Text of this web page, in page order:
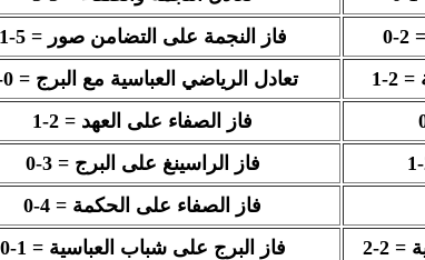
فاز النجمة على التضامن صور = 5-1
0
تعادل الرياضي العباسية مع البرج = 0-0
1
فاز الصفاء على العهد = 2-1
فاز الراسينغ على البرج = 3-0
فاز الصفاء على الحكمة = 4-0
فاز البرج على شباب العباسية = 1-0
2-2